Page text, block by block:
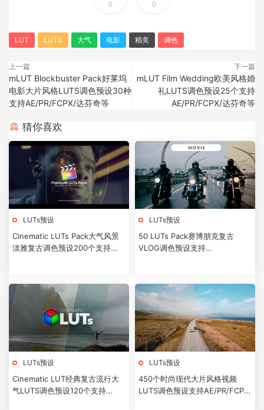
0 0
LUT LUTS 大气 电影 精美 调色
上一篇
mLUT Blockbuster Pack好莱坞
电影大片风格LUTS调色预设30种
支持AE/PR/FCPX/达芬奇等
下一篇
mLUT Film Wedding欧美风格婚
礼LUTS调色预设25个支持
AE/PR/FCPX/达芬奇等
猜你喜欢
LUTs预设
Cinematic LUTs Pack大气风景
淡雅复古调色预设200个支持
LUTs预设
50 LUTs Pack赛博朋克复古
VLOG调色预设支持
LUTs预设
Cinematic LUT经典复古流行大
气LUTS调色预设120个支持
LUTs预设
450个时尚现代大片风格视频
LUTS调色预设支持AE/PR/FCPX/